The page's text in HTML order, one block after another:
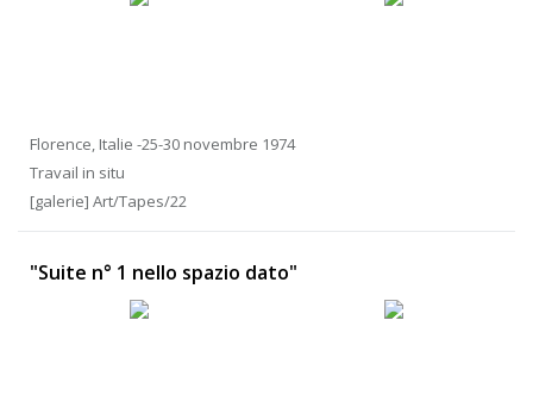
Florence, Italie -25-30 novembre 1974
Travail in situ
[galerie] Art/Tapes/22
"Suite n° 1 nello spazio dato"